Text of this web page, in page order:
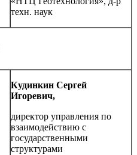
техн. наук
Кудинкин Сергей
Игоревич,
директор управления по
взаимодействию с
государственными
структурами